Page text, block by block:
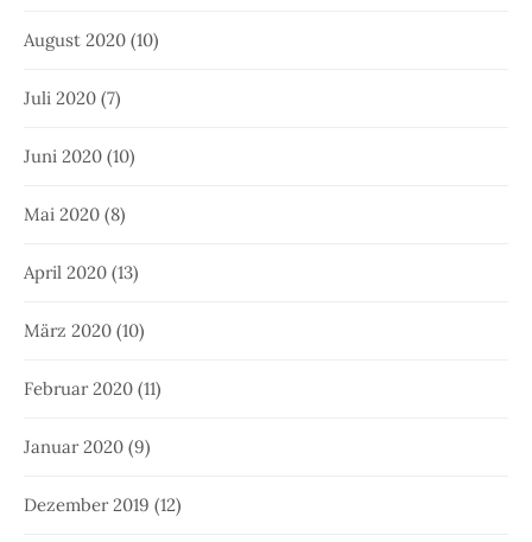
August 2020 (10)
Juli 2020 (7)
Juni 2020 (10)
Mai 2020 (8)
April 2020 (13)
März 2020 (10)
Februar 2020 (11)
Januar 2020 (9)
Dezember 2019 (12)